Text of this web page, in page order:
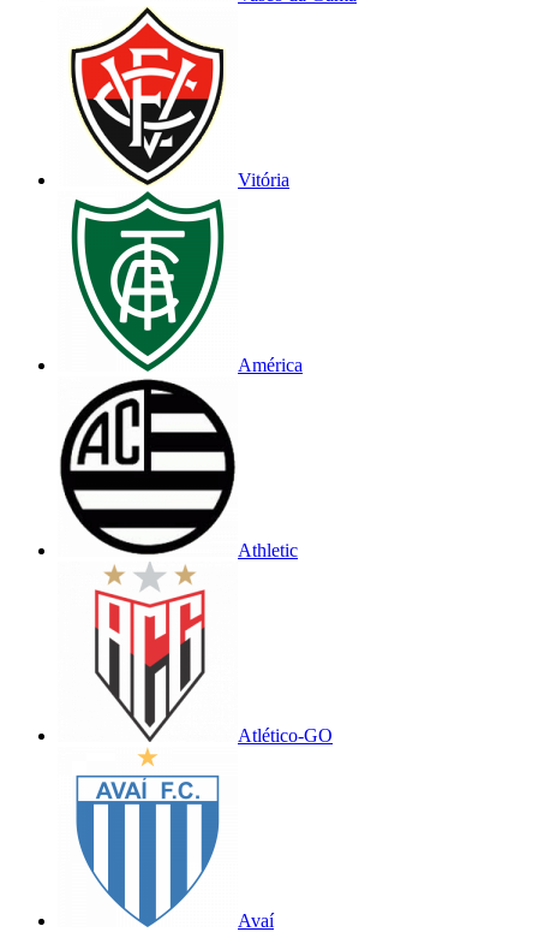
Vitória
América
Athletic
Atlético-GO
Avaí